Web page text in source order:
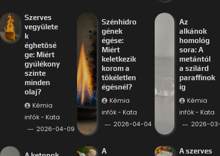
Szerves
vegyülete
k
éghetősé
ge: Miért
gyúlékony
szinte
minden
olaj?
Kémia
infók - Kata
2026-04-09
Szénhidro
gének
égése:
Miért
keletkezik
korom a
tökéletlen
égésnél?
Kémia
infók - Kata
2026-04-04
Az
alkánok
homológ
sora: A
metántól
a szilárd
paraffinok
ig
Kémia
infók - Kata
2026-
A
A szerves